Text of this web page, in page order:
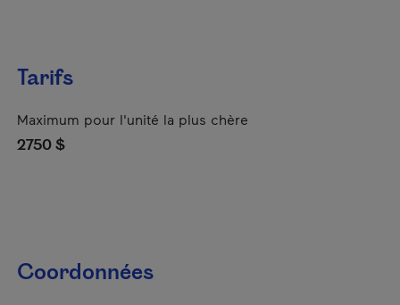
Tarifs
Maximum pour l'unité la plus chère
2750 $
Coordonnées